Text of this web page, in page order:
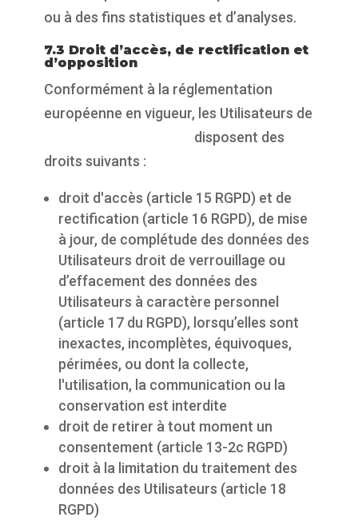
ou à des fins statistiques et d’analyses.
7.3 Droit d’accès, de rectification et
d’opposition
Conformément à la réglementation
européenne en vigueur, les Utilisateurs de
disposent des
droits suivants :
droit d'accès (article 15 RGPD) et de
rectification (article 16 RGPD), de mise
à jour, de complétude des données des
Utilisateurs droit de verrouillage ou
d’effacement des données des
Utilisateurs à caractère personnel
(article 17 du RGPD), lorsqu’elles sont
inexactes, incomplètes, équivoques,
périmées, ou dont la collecte,
l'utilisation, la communication ou la
conservation est interdite
droit de retirer à tout moment un
consentement (article 13-2c RGPD)
droit à la limitation du traitement des
données des Utilisateurs (article 18
RGPD)